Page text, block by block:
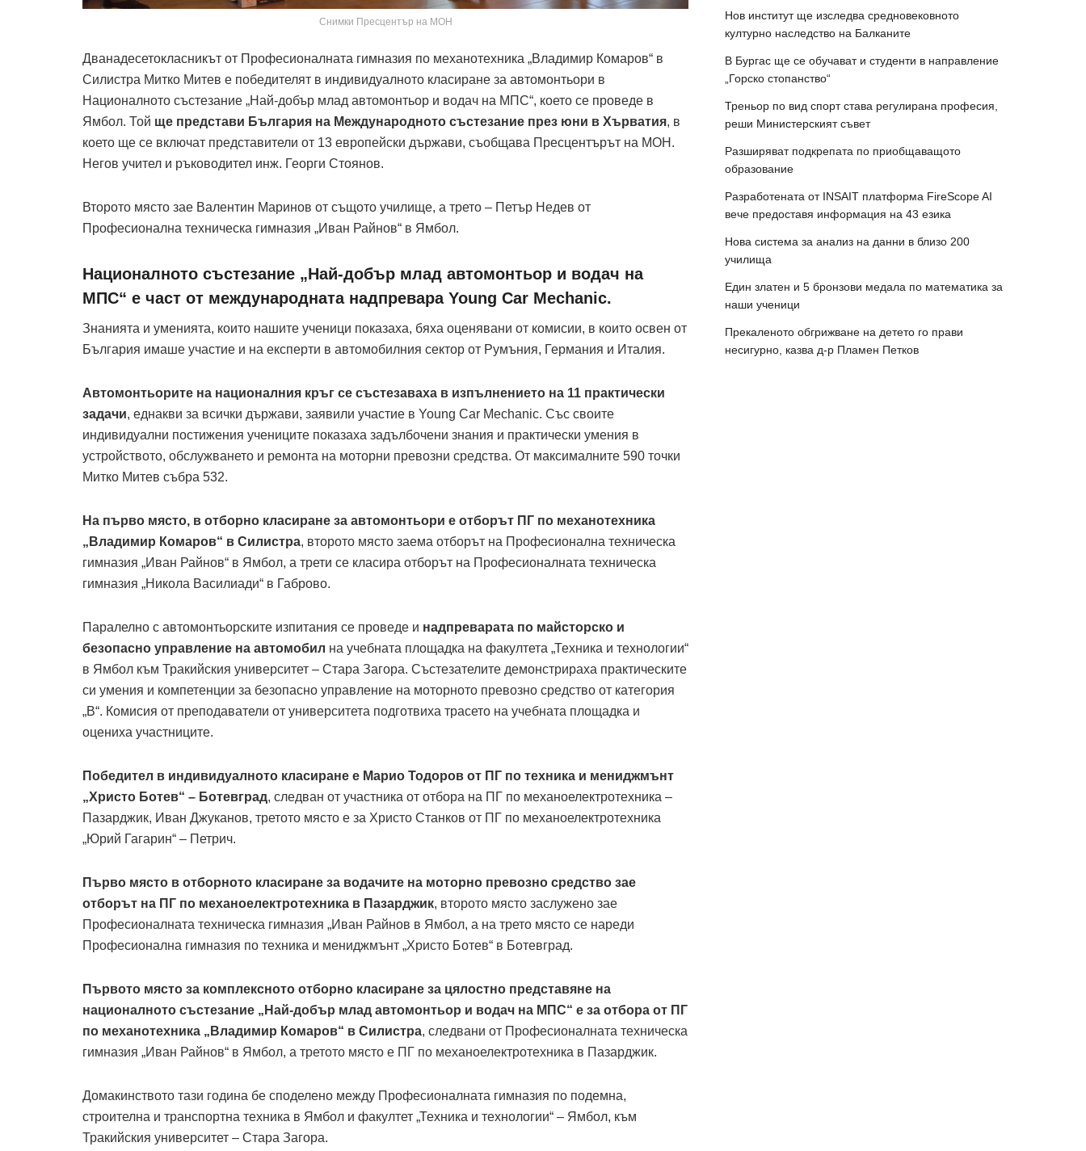
Снимки Пресцентър на МОН
Дванадесетокласникът от Професионалната гимназия по механотехника „Владимир Комаров“ в
Силистра Митко Митев е победителят в индивидуалното класиране за автомонтьори в
Националното състезание „Най-добър млад автомонтьор и водач на МПС“, което се проведе в
Ямбол. Той ще представи България на Международното състезание през юни в Хърватия, в
което ще се включат представители от 13 европейски държави, съобщава Пресцентърът на МОН.
Негов учител и ръководител инж. Георги Стоянов.
Второто място зае Валентин Маринов от същото училище, а трето – Петър Недев от
Професионална техническа гимназия „Иван Райнов“ в Ямбол.
Националното състезание „Най-добър млад автомонтьор и водач на
МПС“ е част от международната надпревара Young Car Mechanic.
Знанията и уменията, които нашите ученици показаха, бяха оценявани от комисии, в които освен от
България имаше участие и на експерти в автомобилния сектор от Румъния, Германия и Италия.
Автомонтьорите на националния кръг се състезаваха в изпълнението на 11 практически
задачи, еднакви за всички държави, заявили участие в Young Car Mechanic. Със своите
индивидуални постижения учениците показаха задълбочени знания и практически умения в
устройството, обслужването и ремонта на моторни превозни средства. От максималните 590 точки
Митко Митев събра 532.
На първо място, в отборно класиране за автомонтьори е отборът ПГ по механотехника
„Владимир Комаров“ в Силистра, второто място заема отборът на Професионална техническа
гимназия „Иван Райнов“ в Ямбол, а трети се класира отборът на Професионалнaта техническа
гимназия „Никола Василиади“ в Габрово.
Паралелно с автомонтьорските изпитания се проведе и надпреварата по майсторско и
безопасно управление на автомобил на учебната площадка на факултета „Техника и технологии“
в Ямбол към Тракийския университет – Стара Загора. Състезателите демонстрираха практическите
си умения и компетенции за безопасно управление на моторното превозно средство от категория
„В“. Комисия от преподаватели от университета подготвиха трасето на учебната площадка и
оцениха участниците.
Победител в индивидуалното класиране е Марио Тодоров от ПГ по техника и мениджмънт
„Христо Ботев“ – Ботевград, следван от участника от отбора на ПГ по механоелектротехника –
Пазарджик, Иван Джуканов, третото място е за Христо Станков от ПГ по механоелектротехника
„Юрий Гагарин“ – Петрич.
Първо място в отборното класиране за водачите на моторно превозно средство зае
отборът на ПГ по механоелектротехника в Пазарджик, второто място заслужено зае
Професионалнaта техническа гимназия „Иван Райнов в Ямбол, а на трето място се нареди
Професионална гимназия по техника и мениджмънт „Христо Ботев“ в Ботевград.
Първото място за комплексното отборно класиране за цялостно представяне на
националното състезание „Най-добър млад автомонтьор и водач на МПС“ е за отбора от ПГ
по механотехника „Владимир Комаров“ в Силистра, следвани от Професионалнaта техническа
гимназия „Иван Райнов“ в Ямбол, а третото място е ПГ по механоелектротехника в Пазарджик.
Домакинството тази година бе споделено между Професионалната гимназия по подемна,
строителна и транспортна техника в Ямбол и факултет „Техника и технологии“ – Ямбол, към
Тракийския университет – Стара Загора.
Нов институт ще изследва средновековното
културно наследство на Балканите
В Бургас ще се обучават и студенти в направление
„Горско стопанство“
Треньор по вид спорт става регулирана професия,
реши Министерският съвет
Разширяват подкрепата по приобщаващото
образование
Разработената от INSAIT платформа FireScope AI
вече предоставя информация на 43 езика
Нова система за анализ на данни в близо 200
училища
Един златен и 5 бронзови медала по математика за
наши ученици
Прекаленото обгрижване на детето го прави
несигурно, казва д-р Пламен Петков